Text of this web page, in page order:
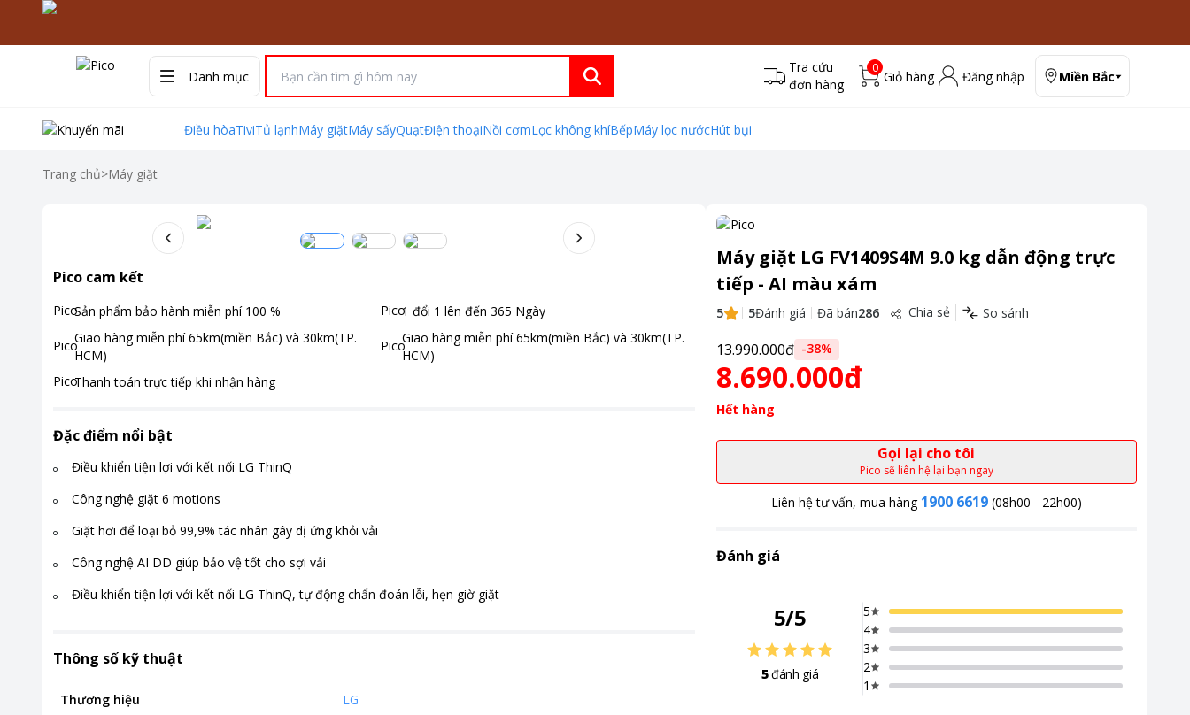
Danh mục
Tra cứu
đơn hàng
0
Giỏ hàng Đăng nhập Miền Bắc
Điều hòaTiviTủ lạnhMáy giặtMáy sấyQuạtĐiện thoạiNồi cơmLọc không khíBếpMáy lọc nướcHút bụi
Trang chủ>Máy giặt
Pico cam kết
Sản phẩm bảo hành miễn phí 100 % 1 đổi 1 lên đến365 Ngày
Giao hàng miễn phí 65km(miền Bắc) và 30km(TP.
HCM)
Giao hàng miễn phí 65km(miền Bắc) và 30km(TP.
HCM)
Thanh toán trực tiếp khi nhận hàng
Đặc điểm nổi bật
Điều khiển tiện lợi với kết nối LG ThinQ
Công nghệ giặt 6 motions
Giặt hơi để loại bỏ 99,9% tác nhân gây dị ứng khỏi vải
Công nghệ AI DD giúp bảo vệ tốt cho sợi vải
Điều khiển tiện lợi với kết nối LG ThinQ, tự động chẩn đoán lỗi, hẹn giờ giặt
Thông số kỹ thuật
Thương hiệu
LG
Máy giặt LG FV1409S4M 9.0 kg dẫn động trực
tiếp - AI màu xám
5 5Đánh giá Đã bán286 Chia sẻ So sánh
13.990.000đ -38%
8.690.000đ
Hết hàng
Gọi lại cho tôi
Pico sẽ liên hệ lại bạn ngay
Liên hệ tư vấn, mua hàng 1900 6619 (08h00 - 22h00)
Đánh giá
5/5
5đánh giá
5
4
3
2
1